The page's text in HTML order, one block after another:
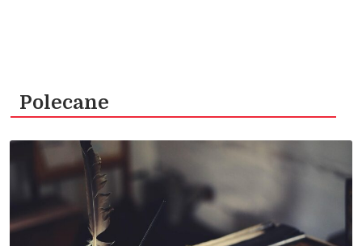
Polecane